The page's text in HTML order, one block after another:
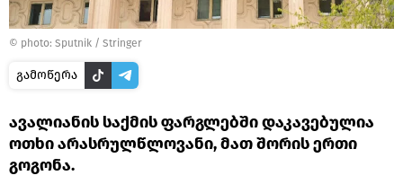
© photo: Sputnik / Stringer
გამოწერა
ავალიანის საქმის ფარგლებში დაკავებულია
ოთხი არასრულწლოვანი, მათ შორის ერთი
გოგონა.